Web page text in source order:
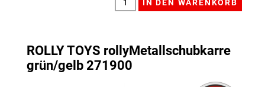
ROLLY TOYS rollyMetallschubkarre
grün/gelb 271900